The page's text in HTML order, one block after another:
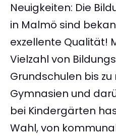
Neuigkeiten: Die
in Malmö sind
exzellente Qualität!
Vielzahl von
Grundschulen bis
Gymnasien und
bei Kindergärten
Wahl, von